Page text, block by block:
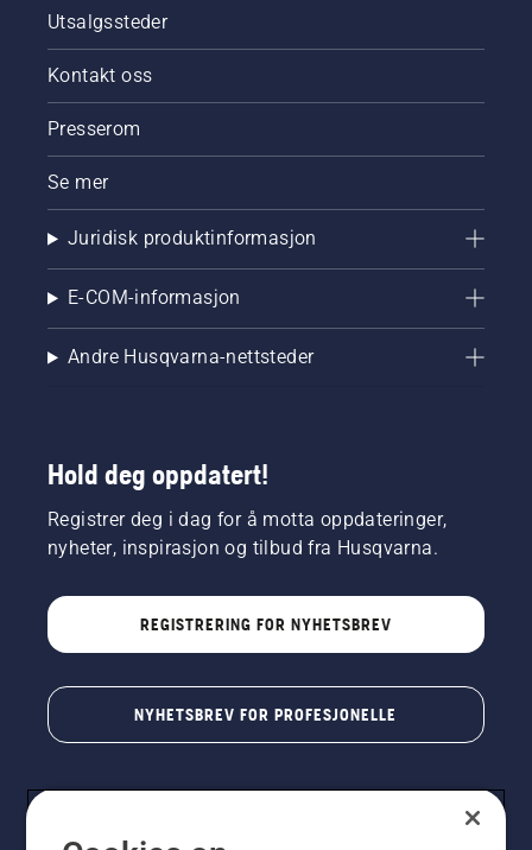
Utsalgssteder
Kontakt oss
Presserom
Se mer
Juridisk produktinformasjon
E-COM-informasjon
Andre Husqvarna-nettsteder
Hold deg oppdatert!
Registrer deg i dag for å motta oppdateringer,
nyheter, inspirasjon og tilbud fra Husqvarna.
REGISTRERING FOR NYHETSBREV
NYHETSBREV FOR PROFESJONELLE